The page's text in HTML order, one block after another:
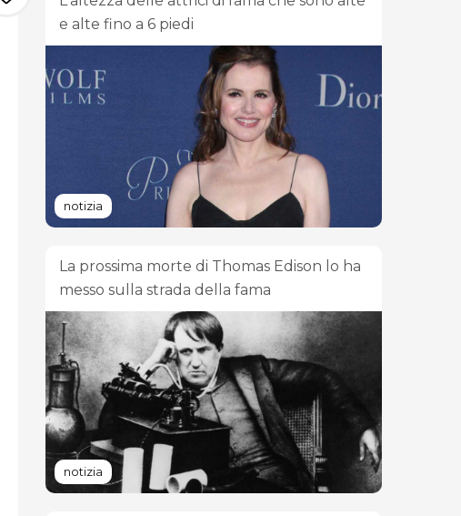
e alte fino a 6 piedi
notizia
La prossima morte di Thomas Edison lo ha
messo sulla strada della fama
notizia